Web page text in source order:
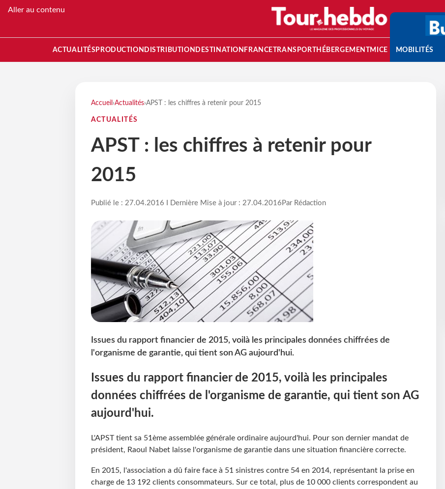
Aller au contenu
ACTUALITÉS PRODUCTION DISTRIBUTION DESTINATION FRANCETRANSPORT HÉBERGEMENTMICE MOBILITÉS
Accueil ›Actualités›APST : les chiffres à retenir pour 2015
ACTUALITÉS
APST : les chiffres à retenir pour
2015
Publié le : 27.04.2016 I Dernière Mise à jour : 27.04.2016 Par Rédaction
Issues du rapport financier de 2015, voilà les principales données chiffrées de
l'organisme de garantie, qui tient son AG aujourd'hui.
Issues du rapport financier de 2015, voilà les principales
données chiffrées de l'organisme de garantie, qui tient son AG
aujourd'hui.
L'APST tient sa 51ème assemblée générale ordinaire aujourd'hui. Pour son dernier mandat de
président, Raoul Nabet laisse l'organisme de garantie dans une situation financière correcte.
En 2015, l'association a dû faire face à 51 sinistres contre 54 en 2014, représentant la prise en
charge de 13 192 clients consommateurs. Sur ce total, plus de 10 000 clients correspondent au